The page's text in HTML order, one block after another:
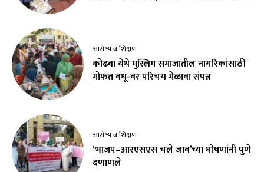
आरोग्य व शिक्षण
कोंढवा येथे मुस्लिम समाजातील नागरिकांसाठी
मोफत वधू-वर परिचय मेळावा संपन्न
आरोग्य व शिक्षण
‘भाजप–आरएसएस चले जाव’च्या घोषणांनी पुणे
दणाणले